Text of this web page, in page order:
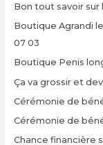
Bon tout savoir sur
Boutique Agrandi
07 03
Boutique Penis
Ça va grossir et
Cérémonie de
Cérémonie de
Chance financière